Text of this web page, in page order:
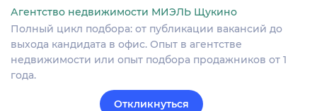
Агентство недвижимости МИЭЛЬ Щукино
Полный цикл подбора: от публикации вакансий до
выхода кандидата в офис. Опыт в агентстве
недвижимости или опыт подбора продажников от 1
года.
Откликнуться